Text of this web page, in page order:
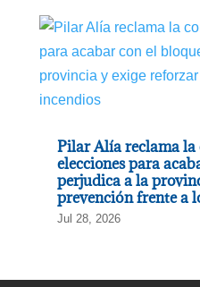
Pilar Alía reclama la
elecciones para
perjudica a la
prevención frente a
Jul 28, 2026